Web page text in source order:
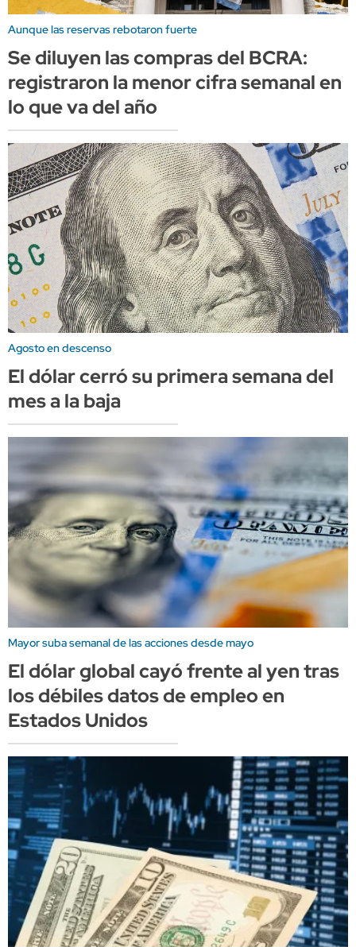
Aunque las reservas rebotaron fuerte
Se diluyen las compras del BCRA:
registraron la menor cifra semanal en
lo que va del año
Agosto en descenso
El dólar cerró su primera semana del
mes a la baja
Mayor suba semanal de las acciones desde mayo
El dólar global cayó frente al yen tras
los débiles datos de empleo en
Estados Unidos